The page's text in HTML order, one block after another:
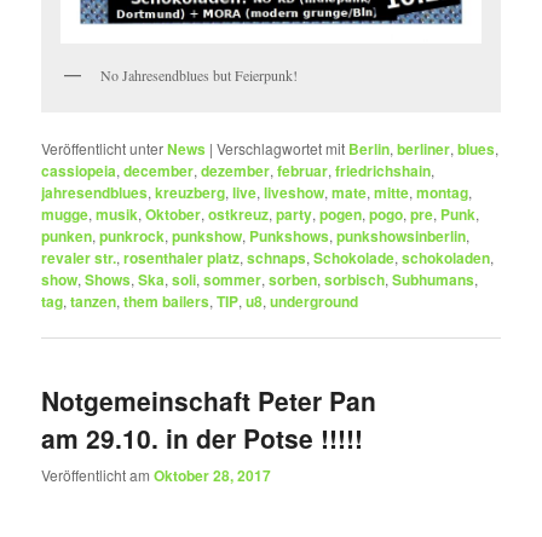
No Jahresendblues but Feierpunk!
Veröffentlicht unterNews |Verschlagwortet mit Berlin,berliner,blues,
cassiopeia,december,dezember,februar,friedrichshain,
jahresendblues,kreuzberg,live,liveshow,mate,mitte,montag,
mugge,musik,Oktober,ostkreuz,party,pogen,pogo,pre, Punk,
punken,punkrock,punkshow, Punkshows,punkshowsinberlin,
revaler str.,rosenthaler platz,schnaps,Schokolade,schokoladen,
show,Shows,Ska,soli,sommer,sorben,sorbisch,Subhumans,
tag,tanzen,them bailers,TIP,u8,underground
Notgemeinschaft Peter Pan
am 29.10. in der Potse !!!!!
Veröffentlicht amOktober 28, 2017